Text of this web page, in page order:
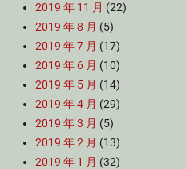
2019 年 11 月 (22)
2019 年 8 月 (5)
2019 年 7 月 (17)
2019 年 6 月 (10)
2019 年 5 月 (14)
2019 年 4 月 (29)
2019 年 3 月 (5)
2019 年 2 月 (13)
2019 年 1 月 (32)